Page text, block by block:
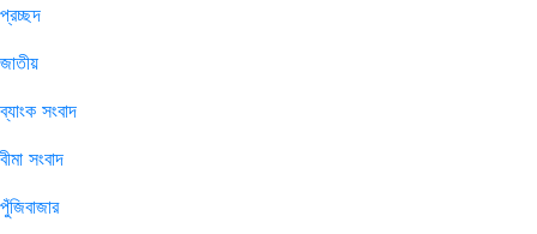
প্রচ্ছদ
জাতীয়
ব্যাংক সংবাদ
বীমা সংবাদ
পুঁজিবাজার